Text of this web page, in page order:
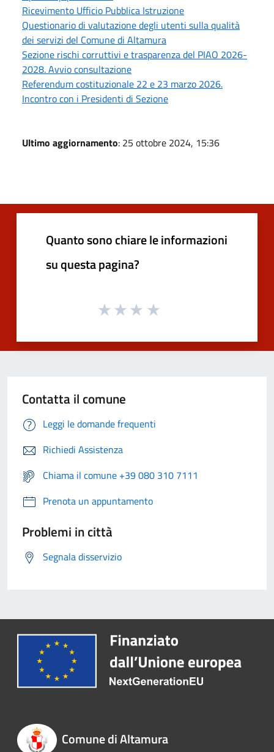
Ricevimento Ufficio Pubblica Istruzione
Questionario di valutazione degli utenti sulla qualità
dei servizi del Comune di Altamura
Sezione rischi corruttivi e trasparenza del PIAO 2026-
2028. Avvio consultazione
Referendum costituzionale 22 e 23 marzo 2026.
Incontro con i Presidenti di Sezione
Ultimo aggiornamento: 25 ottobre 2024, 15:36
Quanto sono chiare le informazioni
su questa pagina?
Contatta il comune
Leggi le domande frequenti
Richiedi Assistenza
Chiama il comune +39 080 310 7111
Prenota un appuntamento
Problemi in città
Segnala disservizio
Comune di Altamura